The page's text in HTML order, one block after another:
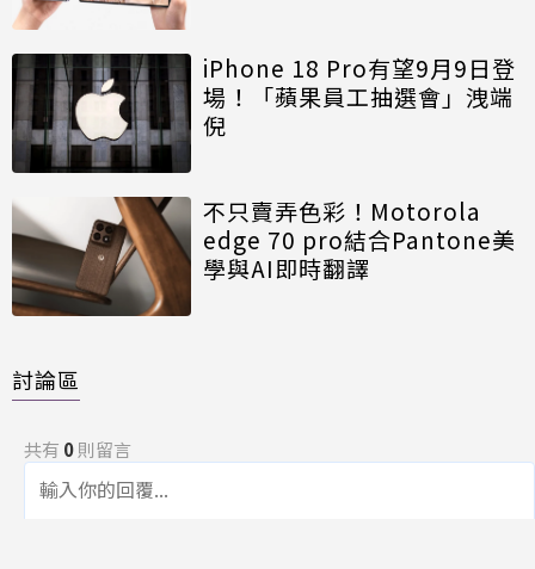
iPhone 18 Pro有望9月9日登
場！「蘋果員工抽選會」洩端
倪
不只賣弄色彩！Motorola
edge 70 pro結合Pantone美
學與AI即時翻譯
討論區
共有 0則留言